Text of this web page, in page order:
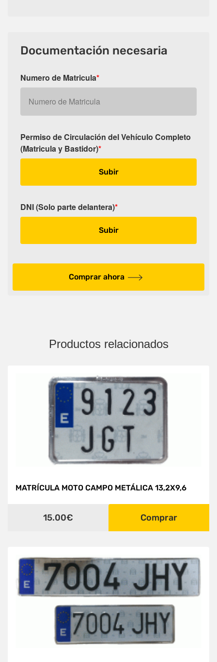
Documentación necesaria
Numero de Matricula*
Permiso de Circulación del Vehículo Completo
(Matricula y Bastidor)*
Subir
DNI (Solo parte delantera)*
Subir
Comprar ahora
Productos relacionados
MATRÍCULA MOTO CAMPO METÁLICA 13,2X9,6
15.00€ Comprar